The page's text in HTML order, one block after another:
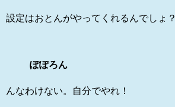
設定はおとんがやってくれるんでしょ？
ぽぽろん
んなわけない。自分でやれ！